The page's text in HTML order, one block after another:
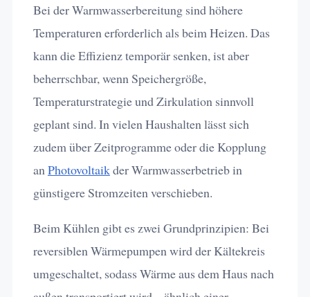
Bei der Warmwasserbereitung sind höhere
Temperaturen erforderlich als beim Heizen. Das
kann die Effizienz temporär senken, ist aber
beherrschbar, wenn Speichergröße,
Temperaturstrategie und Zirkulation sinnvoll
geplant sind. In vielen Haushalten lässt sich
zudem über Zeitprogramme oder die Kopplung
an Photovoltaikder Warmwasserbetrieb in
günstigere Stromzeiten verschieben.
Beim Kühlen gibt es zwei Grundprinzipien: Bei
reversiblen Wärmepumpen wird der Kältekreis
umgeschaltet, sodass Wärme aus dem Haus nach